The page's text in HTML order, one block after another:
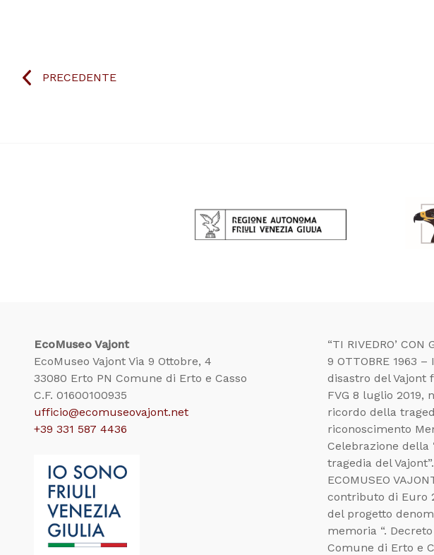
PRECEDENTE
EcoMuseo Vajont
EcoMuseo Vajont Via 9 Ottobre, 4
33080 Erto PN Comune di Erto e Casso
C.F. 01600100935
ufficio@ecomuseovajont.net
+39 331 587 4436
“TI RIVEDRO’ CON
9 OTTOBRE 1963
disastro del Vajont
FVG 8 luglio 2019,
ricordo della
riconoscimento
Celebrazione della
tragedia del
ECOMUSEO
contributo di Euro
del progetto
memoria “.
Comune di Erto e